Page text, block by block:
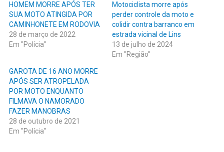
HOMEM MORRE APÓS TER
SUA MOTO ATINGIDA POR
CAMINHONETE EM RODOVIA
28 de março de 2022
Em "Polícia"
Motociclista morre após
perder controle da moto e
colidir contra barranco em
estrada vicinal de Lins
13 de julho de 2024
Em "Região"
GAROTA DE 16 ANO MORRE
APÓS SER ATROPELADA
POR MOTO ENQUANTO
FILMAVA O NAMORADO
FAZER MANOBRAS
28 de outubro de 2021
Em "Polícia"